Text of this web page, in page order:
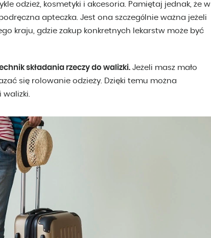
odzież, kosmetyki i akcesoria. Pamiętaj jednak, że w
apteczka. Jest ona szczególnie ważna jeżeli
kraju, gdzie zakup konkretnych lekarstw może być
składania rzeczy do walizki. Jeżeli masz mało
się rolowanie odzieży. Dzięki temu można
walizki.